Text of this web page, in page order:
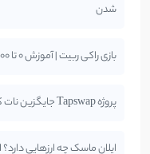
شدن
بازی راکی ربیت | آموزش 0 تا 100 فعالیت در ربات Rocky Rabbit
پروژه Tapswap جایگزین نات کوین | آموزش استخراج TAP تپ سواپ
ایلان ماسک چه ارزهایی